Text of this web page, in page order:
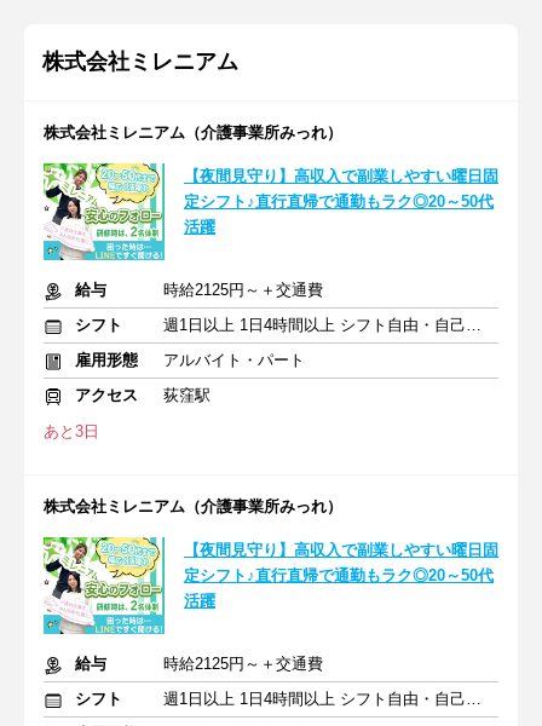
株式会社ミレニアム
株式会社ミレニアム（介護事業所みっれ）
【夜間見守り】高収入で副業しやすい曜日固
定シフト♪直行直帰で通勤もラク◎20～50代
活躍
給与
時給2125円～＋交通費
シフト
週1日以上 1日4時間以上 シフト自由・自己申告
雇用形態
アルバイト・パート
アクセス
荻窪駅
あと3日
株式会社ミレニアム（介護事業所みっれ）
【夜間見守り】高収入で副業しやすい曜日固
定シフト♪直行直帰で通勤もラク◎20～50代
活躍
給与
時給2125円～＋交通費
シフト
週1日以上 1日4時間以上 シフト自由・自己申告